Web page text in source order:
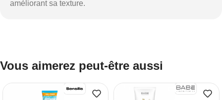
améliorant sa texture.
Vous aimerez peut-être aussi